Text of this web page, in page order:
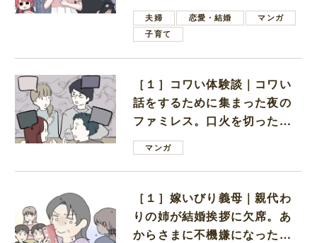
ない男子学生
夫婦 恋愛・結婚
マンガ
子育て
［１］コワい体験談｜コワい
話をするために集まった夜の
ファミレス。口火を切ったの
は電車好きの男の子ママ
マンガ
［１］嫁いびり義母｜親代わ
りの姉が結婚挨拶に欠席。あ
からさまに不機嫌になった義